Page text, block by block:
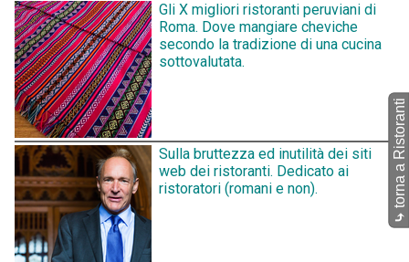
Gli X migliori ristoranti peruviani di
Roma. Dove mangiare cheviche
secondo la tradizione di una cucina
sottovalutata.
Sulla bruttezza ed inutilità dei siti
web dei ristoranti. Dedicato ai
ristoratori (romani e non).
⤷
torna a Ristoranti